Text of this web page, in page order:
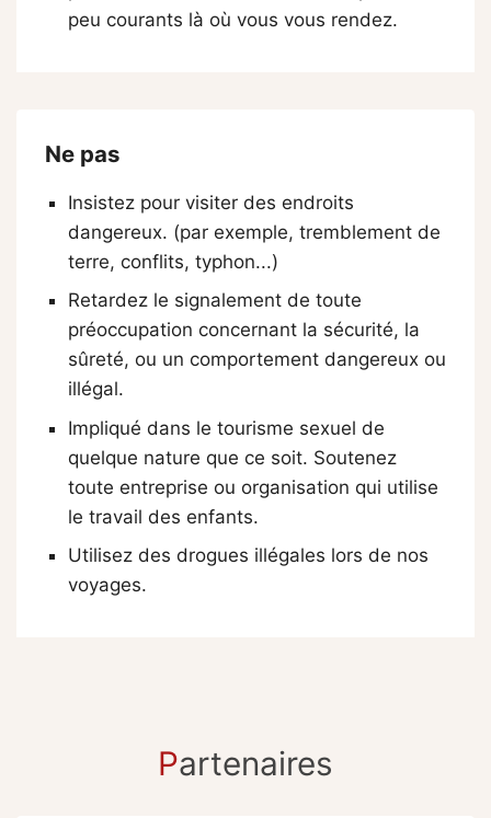
peu courants là où vous vous rendez.
Ne pas
Insistez pour visiter des endroits
dangereux. (par exemple, tremblement de
terre, conflits, typhon...)
Retardez le signalement de toute
préoccupation concernant la sécurité, la
sûreté, ou un comportement dangereux ou
illégal.
Impliqué dans le tourisme sexuel de
quelque nature que ce soit. Soutenez
toute entreprise ou organisation qui utilise
le travail des enfants.
Utilisez des drogues illégales lors de nos
voyages.
Partenaires